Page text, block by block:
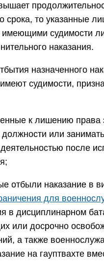
срока, то указанные
имеющими судимости
наказания.
назначенного
судимости,
к лишению права
или
после
отбыли наказание в
для
в дисциплинарном
или досрочно
а также
на гауптвахте